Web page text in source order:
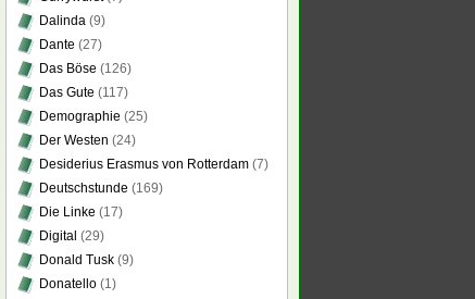
Dalinda (9)
Dante (27)
Das Böse (126)
Das Gute (117)
Demographie (25)
Der Westen (24)
Desiderius Erasmus von Rotterdam (7)
Deutschstunde (169)
Die Linke (17)
Digital (29)
Donald Tusk (9)
Donatello (1)